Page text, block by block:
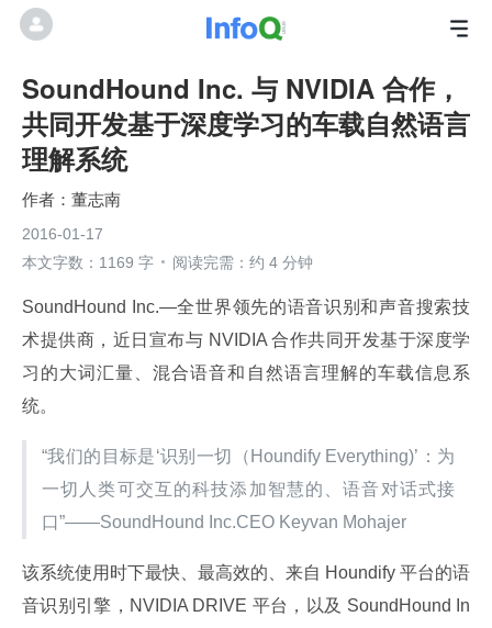
SoundHound Inc. 与 NVIDIA 合作，
共同开发基于深度学习的车载自然语言
理解系统
董志南
2016-01-17
本文字数：1169 字
阅读完需：约 4 分钟
SoundHound Inc.—全世界领先的语音识别和声音搜索技
术提供商，近日宣布与 NVIDIA 合作共同开发基于深度学
习的大词汇量、混合语音和自然语言理解的车载信息系
统。
“我们的目标是‘识别一切（Houndify Everything)’：为
一切人类可交互的科技添加智慧的、语音对话式接
口”——SoundHound Inc.CEO Keyvan Mohajer
该系统使用时下最快、最高效的、来自 Houndify 平台的语
音识别引擎，NVIDIA DRIVE 平台，以及 SoundHound In